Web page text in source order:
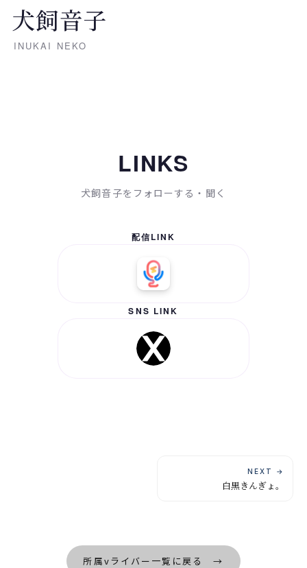
犬飼音子
INUKAI NEKO
LINKS
犬飼音子をフォローする・聞く
配信LINK
SNS LINK
NEXT →
白黒きんぎょ。
所属vライバー一覧に戻る →